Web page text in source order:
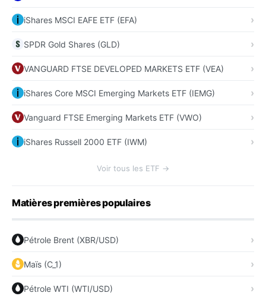
iShares MSCI EAFE ETF (EFA)
SPDR Gold Shares (GLD)
VANGUARD FTSE DEVELOPED MARKETS ETF (VEA)
iShares Core MSCI Emerging Markets ETF (IEMG)
Vanguard FTSE Emerging Markets ETF (VWO)
iShares Russell 2000 ETF (IWM)
Voir tous les ETF →
Matières premières populaires
Pétrole Brent (XBR/USD)
Maïs (C_1)
Pétrole WTI (WTI/USD)